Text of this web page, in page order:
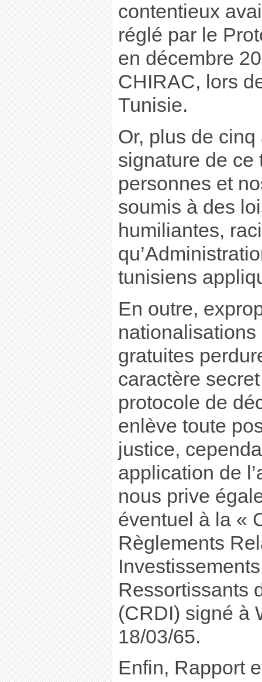
contentieux
réglé par le
en décembre
CHIRAC, lors
Tunisie.
Or, plus de
signature de ce
personnes et
soumis à des
humiliantes,
tunisiens
En outre,
gratuites
caractère
protocole de
enlève toute
justice,
application de
nous prive
éventuel à la «
Règlements
Ressortissants
(CRDI) signé à
18/03/65.
Enfin, Rapport